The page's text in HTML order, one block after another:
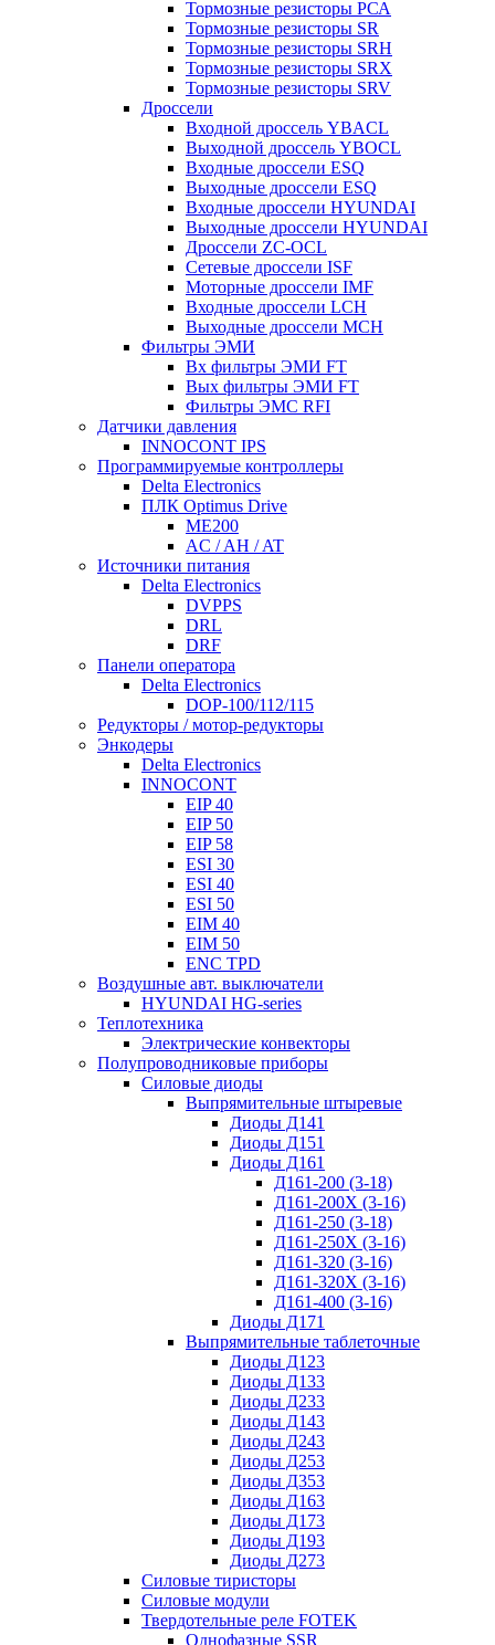
Тормозные резисторы РСА
Тормозные резисторы SR
Тормозные резисторы SRH
Тормозные резисторы SRX
Тормозные резисторы SRV
Дроссели
Входной дроссель YBACL
Выходной дроссель YBOCL
Входные дроссели ESQ
Выходные дроссели ESQ
Входные дроссели HYUNDAI
Выходные дроссели HYUNDAI
Дроссели ZC-OCL
Сетевые дроссели ISF
Моторные дроссели IMF
Входные дроссели LCH
Выходные дроссели MCH
Фильтры ЭМИ
Вх фильтры ЭМИ FT
Вых фильтры ЭМИ FT
Фильтры ЭМС RFI
Датчики давления
INNOCONT IPS
Программируемые контроллеры
Delta Electronics
ПЛК Optimus Drive
ME200
AC / AH / AT
Источники питания
Delta Electronics
DVPPS
DRL
DRF
Панели оператора
Delta Electronics
DOP-100/112/115
Редукторы / мотор-редукторы
Энкодеры
Delta Electronics
INNOCONT
EIP 40
EIP 50
EIP 58
ESI 30
ESI 40
ESI 50
EIM 40
EIM 50
ENC TPD
Воздушные авт. выключатели
HYUNDAI HG-series
Теплотехника
Электрические конвекторы
Полупроводниковые приборы
Силовые диоды
Выпрямительные штыревые
Диоды Д141
Диоды Д151
Диоды Д161
Д161-200 (3-18)
Д161-200Х (3-16)
Д161-250 (3-18)
Д161-250Х (3-16)
Д161-320 (3-16)
Д161-320Х (3-16)
Д161-400 (3-16)
Диоды Д171
Выпрямительные таблеточные
Диоды Д123
Диоды Д133
Диоды Д233
Диоды Д143
Диоды Д243
Диоды Д253
Диоды Д353
Диоды Д163
Диоды Д173
Диоды Д193
Диоды Д273
Силовые тиристоры
Силовые модули
Твердотельные реле FOTEK
Однофазные SSR